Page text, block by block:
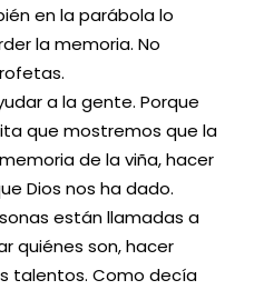
en la parábola lo
la memoria. No
a la gente. Porque
que mostremos que la
de la viña, hacer
Dios nos ha dado.
están llamadas a
quiénes son, hacer
talentos. Como decía